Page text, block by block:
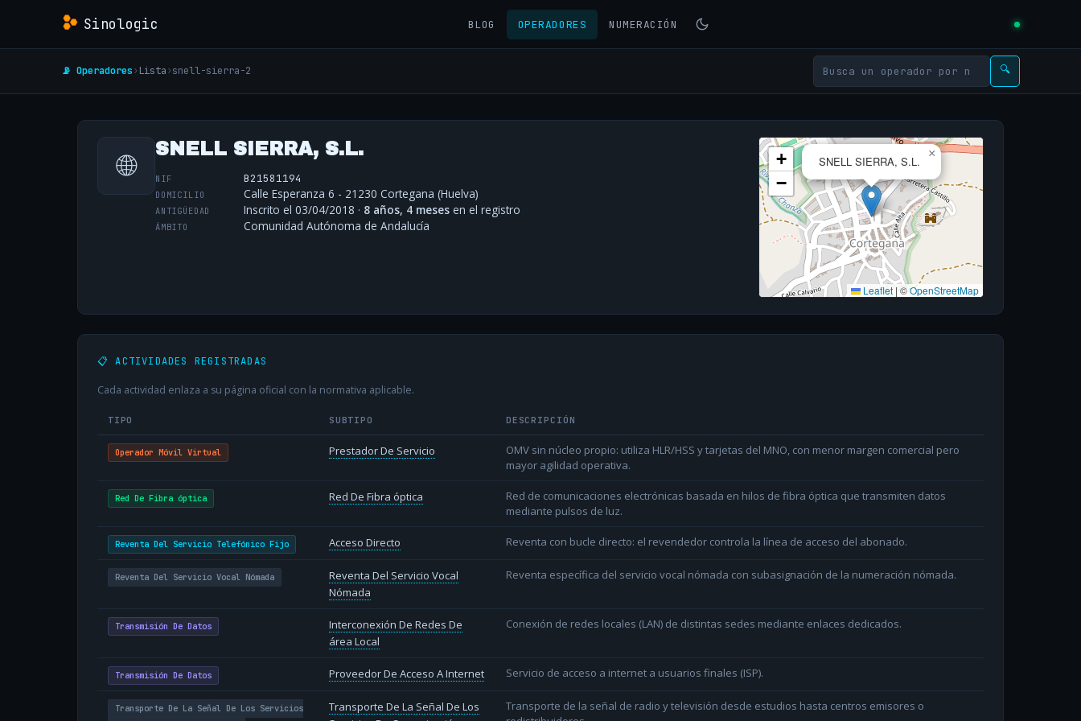
Sinologic BLOG OPERADORES NUMERACIÓN
📡 Operadores› Lista›snell-sierra-2 🔍
🌐 SNELL SIERRA, S.L.
NIF B21581194
DOMICILIO Calle Esperanza 6 - 21230 Cortegana (Huelva)
ANTIGÜEDAD Inscrito el 03/04/2018 · 8 años, 4 meses en el registro
ÁMBITO Comunidad Autónoma de Andalucía
SNELL SIERRA, S.L.
×
+
−
Leaflet | ©OpenStreetMap
📋 ACTIVIDADES REGISTRADAS
Cada actividad enlaza a su página oficial con la normativa aplicable.
TIPO SUBTIPO DESCRIPCIÓN
Operador Móvil Virtual Prestador De Servicio
OMV sin núcleo propio: utiliza HLR/HSS y tarjetas del MNO, con menor margen comercial pero
mayor agilidad operativa.
Red De Fibra óptica Red De Fibra óptica
Red de comunicaciones electrónicas basada en hilos de fibra óptica que transmiten datos
mediante pulsos de luz.
Reventa Del Servicio Telefónico Fijo Acceso Directo Reventa con bucle directo: el revendedor controla la línea de acceso del abonado.
Reventa Del Servicio Vocal Nómada
Reventa Del Servicio Vocal
Nómada
Reventa específica del servicio vocal nómada con subasignación de la numeración nómada.
Transmisión De Datos
Interconexión De Redes De
área Local
Conexión de redes locales (LAN) de distintas sedes mediante enlaces dedicados.
Transmisión De Datos Proveedor De Acceso A Internet Servicio de acceso a internet a usuarios finales (ISP).
Transporte De La Señal De Los Servicios
Transporte De La Señal De Los
Transporte de la señal de radio y televisión desde estudios hasta centros emisores o